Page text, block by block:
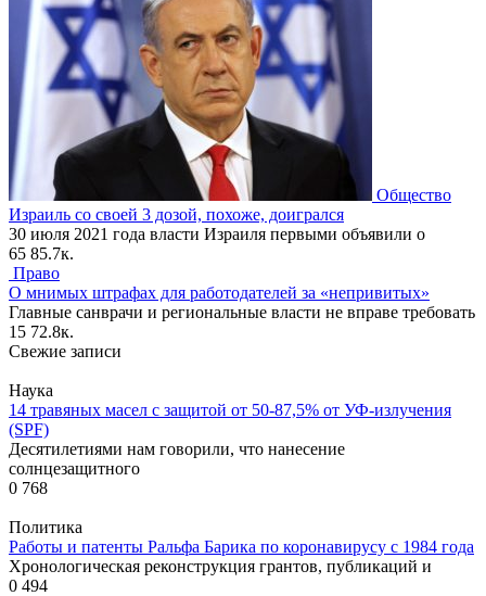
Общество
Израиль со своей 3 дозой, похоже, доигрался
30 июля 2021 года власти Израиля первыми объявили о
65 85.7к.
Право
О мнимых штрафах для работодателей за «непривитых»
Главные санврачи и региональные власти не вправе требовать
15 72.8к.
Свежие записи
Наука
14 травяных масел с защитой от 50-87,5% от УФ-излучения
(SPF)
Десятилетиями нам говорили, что нанесение
солнцезащитного
0 768
Политика
Работы и патенты Ральфа Барика по коронавирусу с 1984 года
Хронологическая реконструкция грантов, публикаций и
0 494